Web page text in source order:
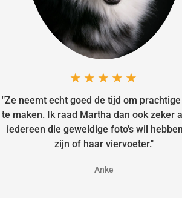
★★★★★
"Ze neemt echt goed de tijd om
te maken. Ik raad Martha dan ook zeker
iedereen die geweldige foto's wil
zijn of haar viervoeter."
Anke